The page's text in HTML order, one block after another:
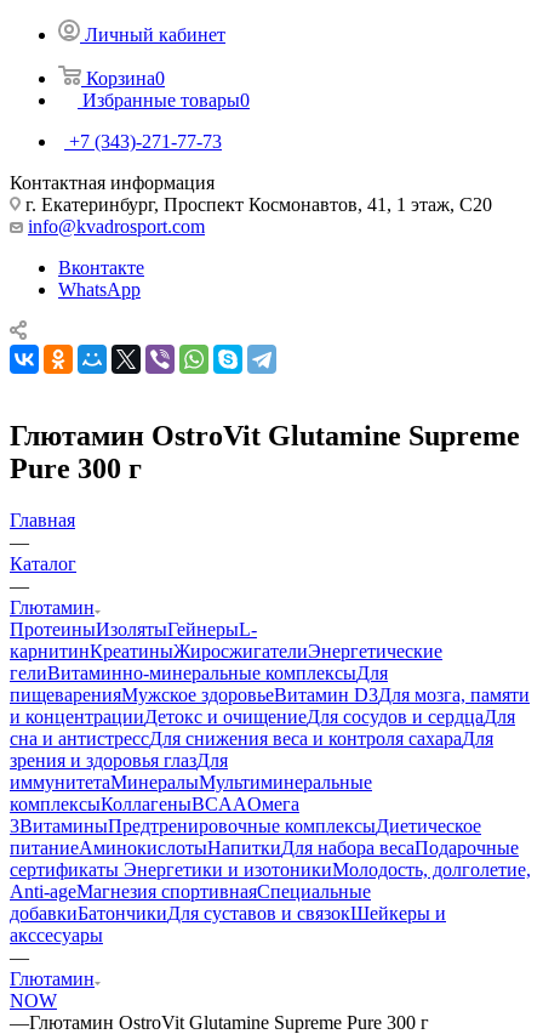
Личный кабинет
Корзина0
Избранные товары0
+7 (343)-271-77-73
Контактная информация
г. Екатеринбург, Проспект Космонавтов, 41, 1 этаж, С20
info@kvadrosport.com
Вконтакте
WhatsApp
Глютамин OstroVit Glutamine Supreme
Pure 300 г
Главная
—
Каталог
—
Глютамин
ПротеиныИзолятыГейнерыL-
карнитинКреатиныЖиросжигателиЭнергетические
гелиВитаминно-минеральные комплексыДля
пищеваренияМужское здоровьеВитамин D3Для мозга, памяти
и концентрацииДетокс и очищениеДля сосудов и сердцаДля
сна и антистрессДля снижения веса и контроля сахараДля
зрения и здоровья глазДля
иммунитетаМинералыМультиминеральные
комплексыКоллагеныBCAAОмега
3ВитаминыПредтренировочные комплексыДиетическое
питаниеАминокислотыНапиткиДля набора весаПодарочные
сертификаты Энергетики и изотоникиМолодость, долголетие,
Anti-ageМагнезия спортивнаяСпециальные
добавкиБатончикиДля суставов и связокШейкеры и
акссесуары
—
Глютамин
NOW
—Глютамин OstroVit Glutamine Supreme Pure 300 г